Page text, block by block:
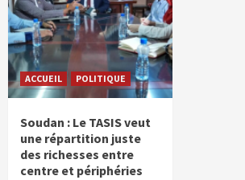
ACCUEIL POLITIQUE
Soudan : Le TASIS veut
une répartition juste
des richesses entre
centre et périphéries